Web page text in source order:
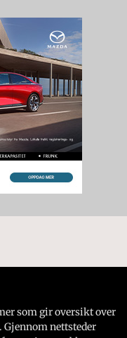
som gir oversikt over
nettsteder